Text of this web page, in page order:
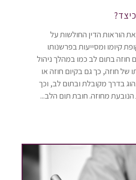
הוראות הדין החולשות על
קיומו ומסייעות בפרשנותו
חוזה בתום לב כמו במהלך ניהול
של חוזה, כך גם בקיום חוזה או
בדרך מקובלת ובתום לב, וכך
מחוזה. חובת תום הלב...